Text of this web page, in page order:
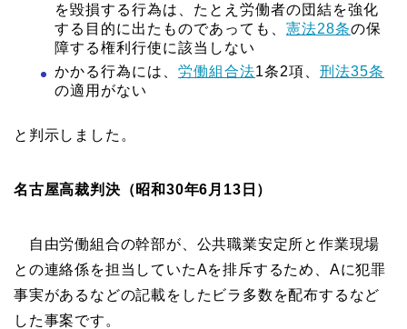
を毀損する行為は、たとえ労働者の団結を強化
する目的に出たものであっても、 憲法28条の保
障する権利行使に該当しない
かかる行為には、 労働組合法1条2項、 刑法35条
の適用がない
と判示しました。
名古屋高裁判決（昭和30年6月13日）
自由労働組合の幹部が、公共職業安定所と作業現場
との連絡係を担当していたAを排斥するため、Aに犯罪
事実があるなどの記載をしたビラ多数を配布するなど
した事案です。